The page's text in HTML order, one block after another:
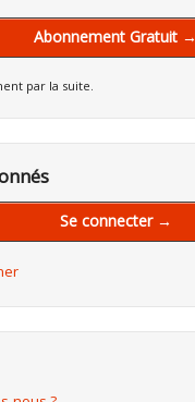
Abonnement Gratuit →
par la suite.
Se connecter →